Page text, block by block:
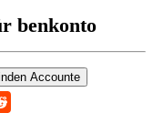
benkonto